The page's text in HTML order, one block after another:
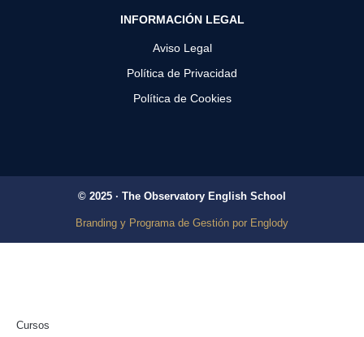
INFORMACIÓN LEGAL
Aviso Legal
Política de Privacidad
Política de Cookies
©​ 2025 · The Observatory English School
Branding y Programa de Gestión por Englody
Cursos